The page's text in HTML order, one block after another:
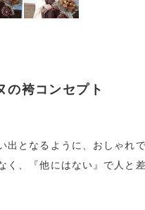
の袴コンセプト
出となるように、おしゃれ
く、『他にはない』で人と